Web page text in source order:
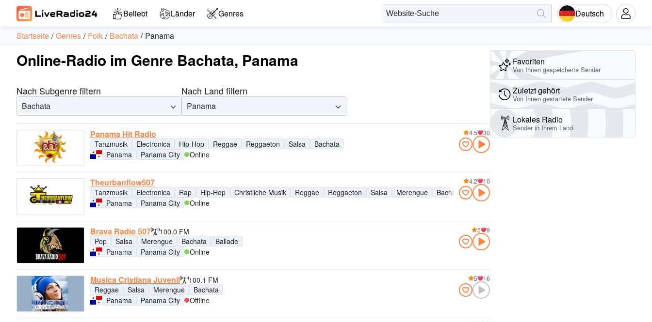
Beliebt Länder Genres Deutsch
Startseite Genres Folk Bachata Panama
Online-Radio im Genre Bachata, Panama
Nach Subgenre filtern
Bachata
Nach Land filtern
Panama
Panama Hit Radio
Tanzmusik Electronica Hip-Hop Reggae Reggaeton Salsa
Bachata
Panama
Panama City Online
4.5 30
Theurbanflow507
Tanzmusik Electronica Rap Hip-Hop Christliche Musik Reggae Reggaeton Salsa Merengue
Bachata
Panama
Panama City Online
4.2 10
Brava Radio 507
100.0 FM
Pop
Salsa Merengue Bachata
Ballade
Panama
Panama City Online
5 9
Musica Cristiana Juvenil
100.1 FM
Reggae
Salsa Merengue
Bachata
Panama
Panama City Offline
5 16
Favoriten
Von Ihnen gespeicherte Sender
Zuletzt gehört
Von Ihnen gestartete Sender
Lokales Radio
Sender in Ihrem Land